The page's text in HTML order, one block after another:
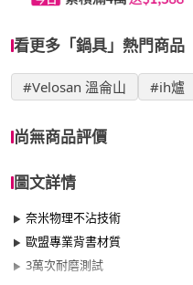
看更多「鍋具」熱門商品
#Velosan 溫侖山 #ih爐
尚無商品評價
圖文詳情
奈米物理不沾技術
歐盟專業背書材質
3萬次耐磨測試